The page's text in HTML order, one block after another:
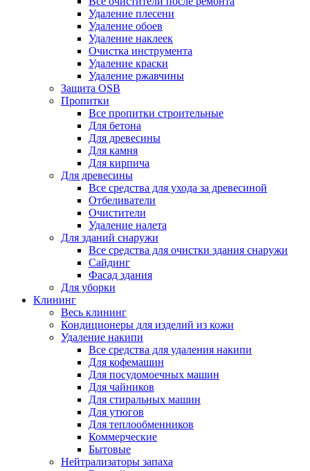
Удаление плесени
Удаление обоев
Удаление наклеек
Очистка инструмента
Удаление краски
Удаление ржавчины
Защита OSB
Пропитки
Все пропитки строительные
Для бетона
Для древесины
Для камня
Для кирпича
Для древесины
Все средства для ухода за древесиной
Отбеливатели
Очистители
Удаление налета
Для зданий снаружи
Все средства для очистки здания снаружи
Сайдинг
Фасад здания
Для уборки
Клининг
Весь клининг
Кондиционеры для изделий из кожи
Удаление накипи
Все средства для удаления накипи
Для кофемашин
Для посудомоечных машин
Для чайников
Для стиральных машин
Для утюгов
Для теплообменников
Коммерческие
Бытовые
Нейтрализаторы запаха